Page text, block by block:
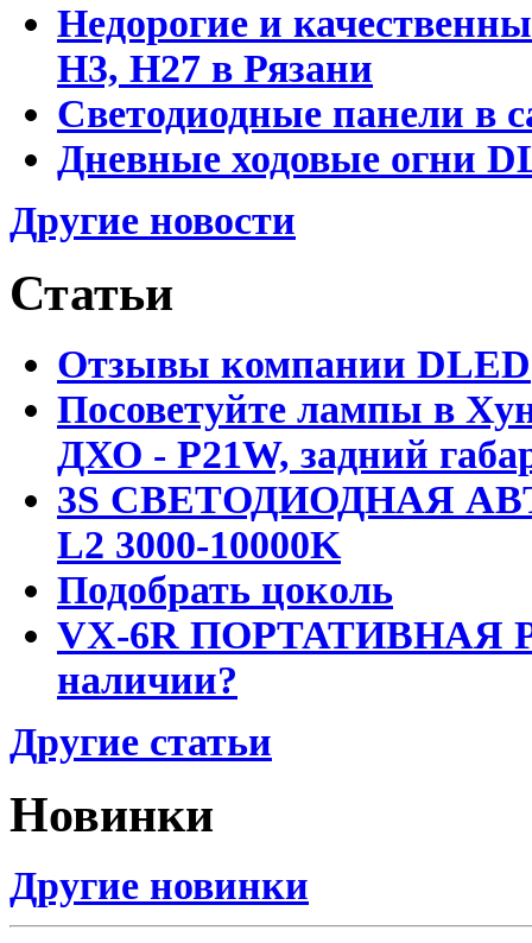
Недорогие и
Н3, Н27 в Рязани
Светодиодные панели в
Дневные ходовые огни
Другие новости
Статьи
Отзывы компании DLED
Посоветуйте лампы в
ДХО - P21W, задний
3S СВЕТОДИОДНАЯ
L2 3000-10000K
Подобрать цоколь
VX-6R ПОРТАТИВНАЯ
наличии?
Другие статьи
Новинки
Другие новинки